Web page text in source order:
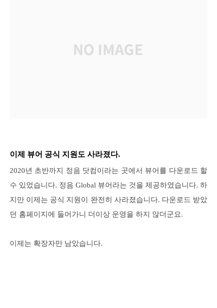
이제 뷰어 공식 지원도 사라졌다.
2020년 초반까지 정음 닷컴이라는 곳에서 뷰어를 다운로드 할
수 있었습니다. 정음 Global 뷰어라는 것을 제공하였습니다. 하
지만 이제는 공식 지원이 완전히 사라졌습니다. 다운로드 받았
던 홈페이지에 들어가니 더이상 운영을 하지 않더군요.
이제는 확장자만 남았습니다.